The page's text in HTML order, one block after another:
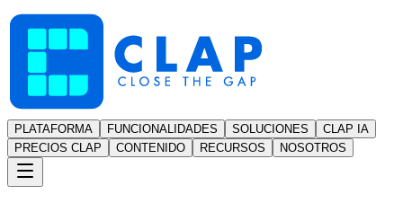
PLATAFORMA FUNCIONALIDADES SOLUCIONES
CLAP IA
PRECIOS CLAP
CONTENIDO RECURSOS NOSOTROS